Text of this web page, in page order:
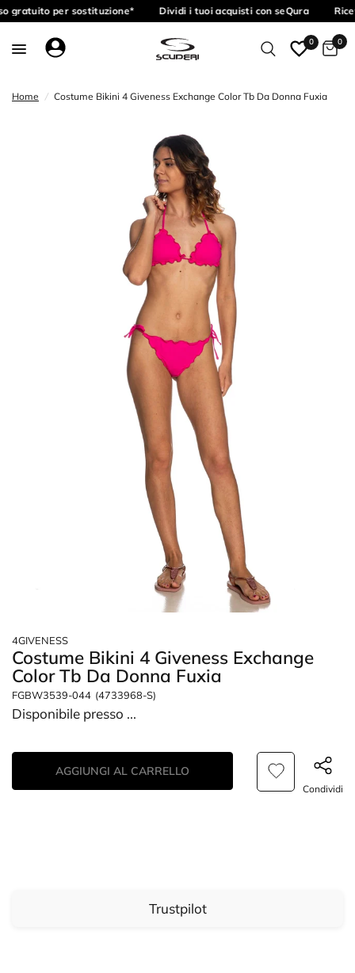
gratuito per sostituzione* Dividi i tuoi acquisti con seQura
0 0
Home / Costume Bikini 4 Giveness Exchange Color Tb Da Donna Fuxia
4GIVENESS
Costume Bikini 4 Giveness Exchange
Color Tb Da Donna Fuxia
FGBW3539-044 (4733968-S)
Disponibile presso ...
AGGIUNGI AL CARRELLO
Condividi
Trustpilot